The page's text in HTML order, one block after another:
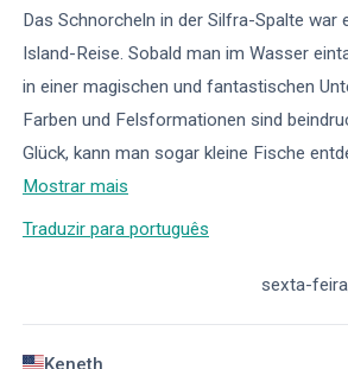
Das Schnorcheln in der Silfra-Spalte war
Island-Reise. Sobald man im Wasser
in einer magischen und fantastischen
Farben und Felsformationen sind
Glück, kann man sogar kleine Fische
Mostrar mais
Traduzir para português
sexta-
Keneth